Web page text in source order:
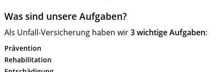
Was sind unsere Aufgaben?
Als Unfall-Versicherung haben wir3 wichtige Aufgaben:
Prävention
Rehabilitation